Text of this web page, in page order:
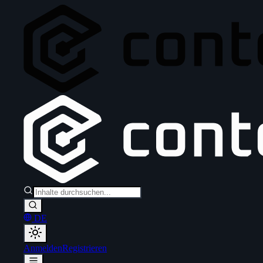
DE
AnmeldenRegistrieren